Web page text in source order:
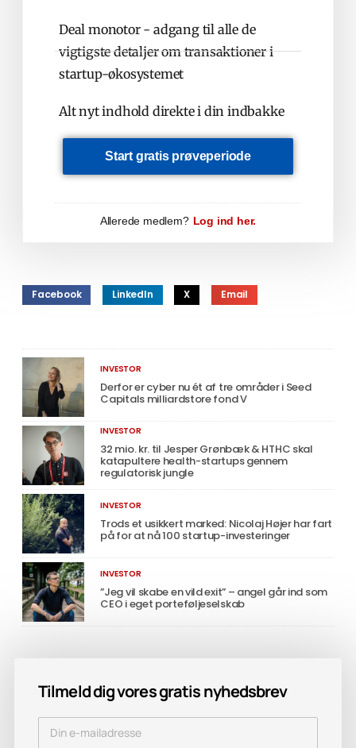
Deal monotor - adgang til alle de
vigtigste detaljer om transaktioner i
startup-økosystemet
Alt nyt indhold direkte i din indbakke
Start gratis prøveperiode
Allerede medlem? Log ind her.
Facebook LinkedIn X Email
INVESTOR
Derfor er cyber nu ét af tre områder i Seed
Capitals milliardstore fond V
INVESTOR
32 mio. kr. til Jesper Grønbæk & HTHC skal
katapultere health-startups gennem
regulatorisk jungle
INVESTOR
Trods et usikkert marked: Nicolaj Højer har fart
på for at nå 100 startup-investeringer
INVESTOR
”Jeg vil skabe en vild exit” – angel går ind som
CEO i eget porteføljeselskab
Tilmeld dig vores gratis nyhedsbrev